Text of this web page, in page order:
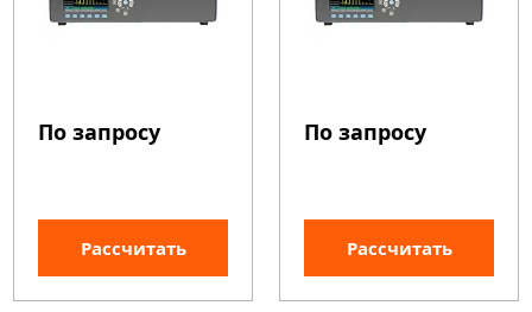
По запросу
Рассчитать
По запросу
Рассчитать